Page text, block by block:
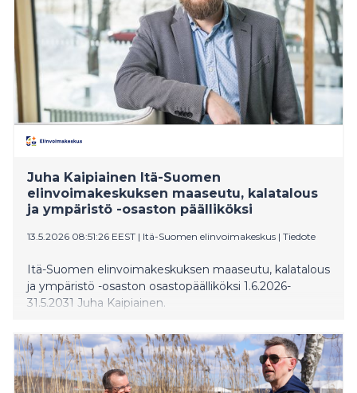
Juha Kaipiainen Itä-Suomen
elinvoimakeskuksen maaseutu, kalatalous
ja ympäristö -osaston päälliköksi
13.5.2026 08:51:26 EEST | Itä-Suomen elinvoimakeskus | Tiedote
Itä-Suomen elinvoimakeskuksen maaseutu, kalatalous
ja ympäristö -osaston osastopäälliköksi 1.6.2026-
31.5.2031 Juha Kaipiainen.